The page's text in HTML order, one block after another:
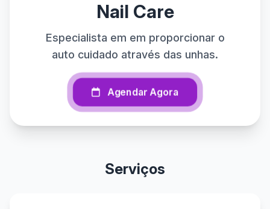
Nail Care
Especialista em em proporcionar o
auto cuidado através das unhas.
Agendar Agora
Serviços